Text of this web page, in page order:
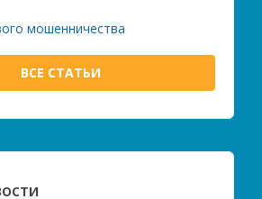
мошенничества
ВСЕ СТАТЬИ